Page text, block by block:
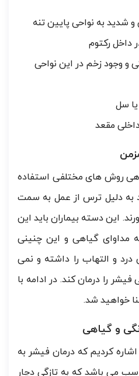
شدید به نواحی پایین تنه
داخل رکتوم
و وجود زخم در این نواحی
یا سل
مقعد
روش های مختلفی استفاده
به دلیل ترس از عمل به سمت
این دسته بیماران باید این
مداوای گیاهی و این چنینی
و التهاب را داشته و نمی
را درمان کند. در ادامه با
خواهید شد.
و گیاهی
کردیم که درمان فیشر به
می باشد که به تازگی دچار